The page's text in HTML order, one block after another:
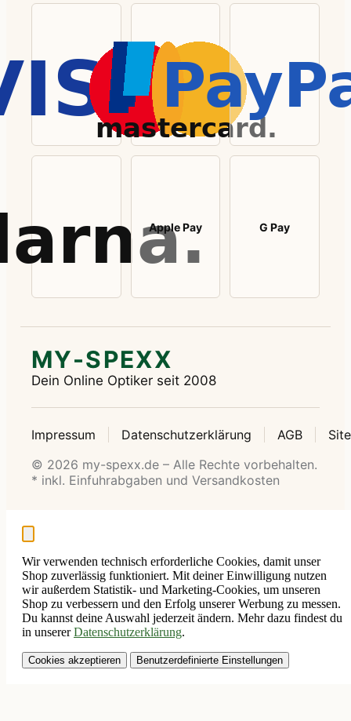
Apple Pay G Pay
MY-SPEXX
Dein Online Optiker seit 2008
Impressum Datenschutzerklärung AGB
© 2026 my-spexx.de – Alle Rechte vorbehalten.
* inkl. Einfuhrabgaben und Versandkosten
Wir verwenden technisch erforderliche Cookies, damit unser
Shop zuverlässig funktioniert. Mit deiner Einwilligung nutzen
wir außerdem Statistik- und Marketing-Cookies, um unseren
Shop zu verbessern und den Erfolg unserer Werbung zu messen.
Du kannst deine Auswahl jederzeit ändern. Mehr dazu findest du
in unsererDatenschutzerklärung.
Cookies akzeptieren Benutzerdefinierte Einstellungen